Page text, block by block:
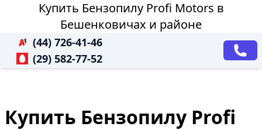
Купить Бензопилу Profi Motors в
Бешенковичах и районе
(44) 726-41-46
(29) 582-77-52
Купить Бензопилу Profi